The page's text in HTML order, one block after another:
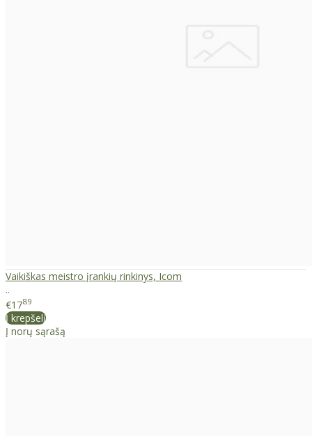
Vaikiškas meistro įrankių rinkinys, Icom
..
€1789
Į krepšelį
Į norų sąrašą